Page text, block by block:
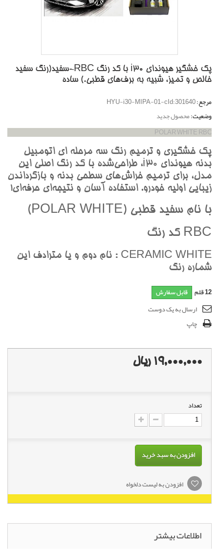
پک خشگير هیوندای i30 با کد رنگ RBC-سفيد(رنگ سفيد
خالص و تميز، شبيه به برف‌هاي قطبي.) ساده
مرجع:HYU-i30-MIPA-01-cId:301640
وضعیت:محصول جدید
POLAR WHITE RBC
پک خشگيري و ترميم رنگ سه مرحله اي اتومبيل
بدنه هيونداي i30، طراحي‌شده با کد رنگ اصلي اين
مدل، براي ترميم خراش‌هاي سطحي بدنه و بازگرداندن
زيبايي اوليه خودرو. استفاده آسان و نتيجه‌اي حرفه‌اي!
با نام سفيد قطبي (POLAR WHITE)
RBC کد رنگ
CERAMIC WHITE : نام دوم و يا مترادف اين
شماره رنگ
12قلم قابل سفارش
ارسال به یک دوست
چاپ
19,000,000 ریال
تعداد
افزودن به سبد خرید
افزودن به لیست دلخواه
اطلاعات بیشتر